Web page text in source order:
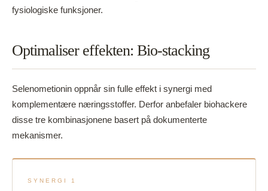
fysiologiske funksjoner.
Optimaliser effekten: Bio-stacking
Selenometionin oppnår sin fulle effekt i synergi med
komplementære næringsstoffer. Derfor anbefaler biohackere
disse tre kombinasjonene basert på dokumenterte
mekanismer.
SYNERGI 1